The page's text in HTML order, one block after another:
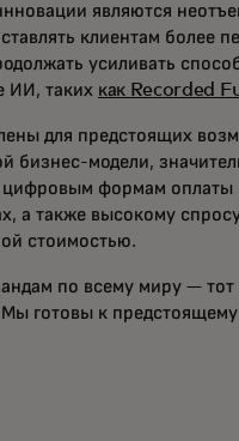
являются
клиентам более
усиливать
ИИ, таких как Recorded
для предстоящих
бизнес-модели,
цифровым формам оплаты
а также высокому
стоимостью.
по всему миру —
готовы к